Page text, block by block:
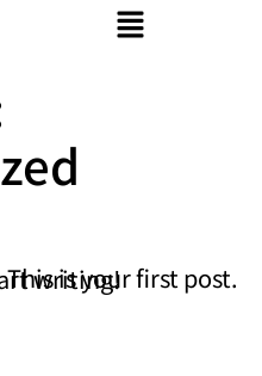
it, then start writing!